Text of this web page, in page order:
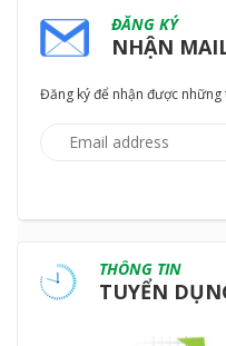
ĐĂNG KÝ
NHẬN
Đăng ký để nhận được
THÔNG TIN
TUYỂN